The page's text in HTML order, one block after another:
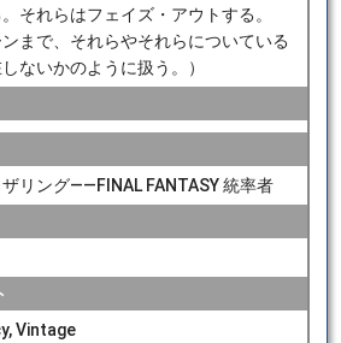
それらはフェイズ・アウトする。
ンまで、それらやそれらについている
ないかのように扱う。）
リング——FINAL FANTASY 統率者
Vintage